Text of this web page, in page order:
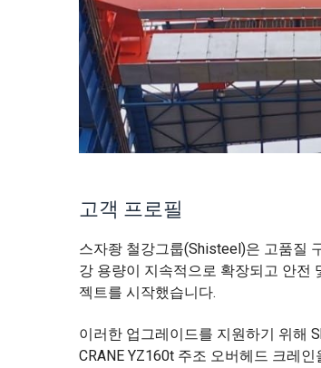
고객 프로필
스자좡 철강그룹(Shisteel)은 고품질
강 용량이 지속적으로 확장되고 안전
젝트를 시작했습니다.
이러한 업그레이드를 지원하기 위해
CRANE YZ160t 주조 오버헤드 크레